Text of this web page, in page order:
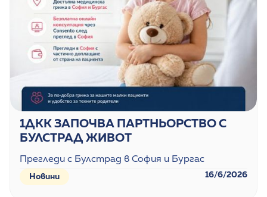
1ДКК ЗАПОЧВА ПАРТНЬОРСТВО С
БУЛСТРАД ЖИВОТ
Прегледи с Булстрад в София и Бургас
Новини 16/6/2026